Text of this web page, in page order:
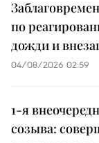
по
дожди и
04/08/2026 02:59
1-я
созыва: